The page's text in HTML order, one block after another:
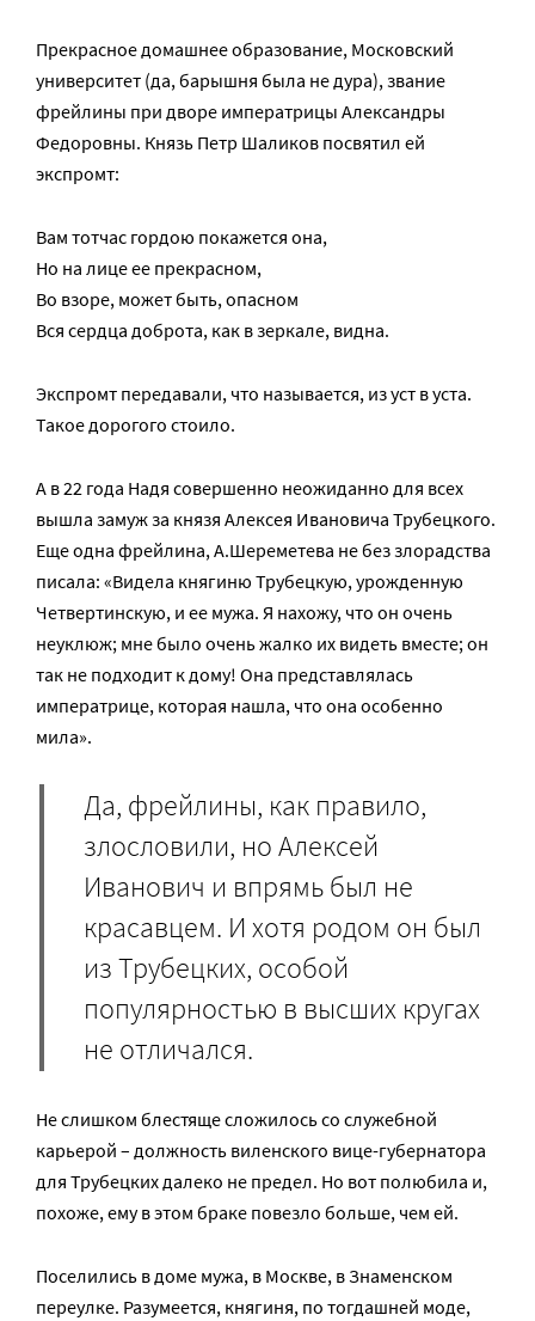
Прекрасное домашнее образование, Московский
университет (да, барышня была не дура), звание
фрейлины при дворе императрицы Александры
Федоровны. Князь Петр Шаликов посвятил ей
экспромт:
Вам тотчас гордою покажется она,
Но на лице ее прекрасном,
Во взоре, может быть, опасном
Вся сердца доброта, как в зеркале, видна.
Экспромт передавали, что называется, из уст в уста.
Такое дорогого стоило.
А в 22 года Надя совершенно неожиданно для всех
вышла замуж за князя Алексея Ивановича Трубецкого.
Еще одна фрейлина, А.Шереметева не без злорадства
писала: «Видела княгиню Трубецкую, урожденную
Четвертинскую, и ее мужа. Я нахожу, что он очень
неуклюж; мне было очень жалко их видеть вместе; он
так не подходит к дому! Она представлялась
императрице, которая нашла, что она особенно
мила».
Да, фрейлины, как правило,
злословили, но Алексей
Иванович и впрямь был не
красавцем. И хотя родом он был
из Трубецких, особой
популярностью в высших кругах
не отличался.
Не слишком блестяще сложилось со служебной
карьерой – должность виленского вице-губернатора
для Трубецких далеко не предел. Но вот полюбила и,
похоже, ему в этом браке повезло больше, чем ей.
Поселились в доме мужа, в Москве, в Знаменском
переулке. Разумеется, княгиня, по тогдашней моде,